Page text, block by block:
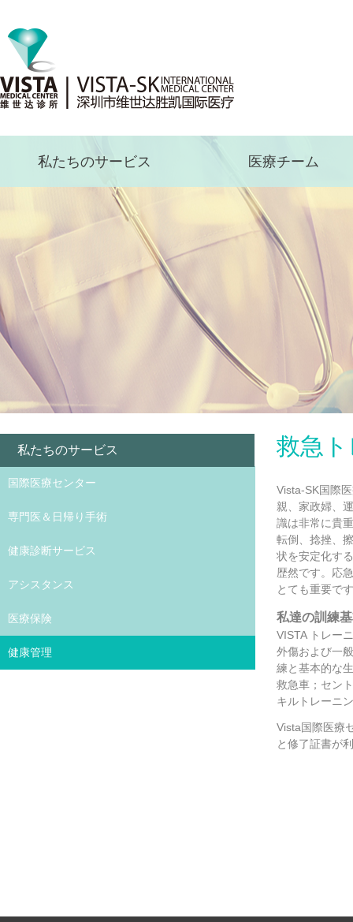
私たちのサービス 医療チーム
救急
Vista-SK国際
親、家政婦、
識は非常に貴
転倒、捻挫、
状を安定化す
歴然です。応
とても重要で
私達の訓練
VISTA トレー
外傷および一
練と基本的な
救急車；セン
キルトレーニ
Vista国際医療
と修了証書が
国際医療センター
専門医＆日帰り手術
健康診断サービス
アシスタンス
医療保険
健康管理
私たちのサービス